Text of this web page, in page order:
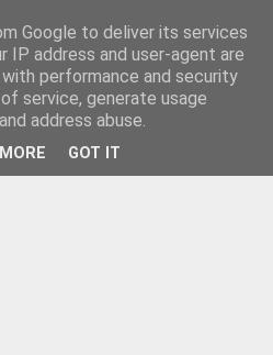
Google to deliver its services
IP address and user-agent are
performance and security
service, generate usage
address abuse.
GOT IT